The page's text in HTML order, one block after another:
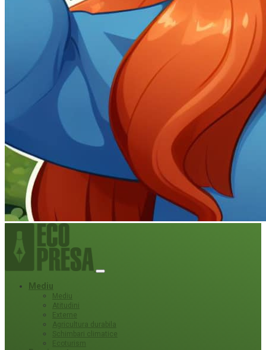
Mediu
Mediu
Atitudini
Externe
Agricultura durabila
Schimbari climatice
Ecoturism